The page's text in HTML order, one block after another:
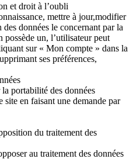
et droit à l’oubli
mettre à jour,modifier
données le concernant par la
possède un, l’utilisateur peut
sur « Mon compte » dans la
ses préférences,
portabilité des données
site en faisant une demande par
du traitement des
au traitement des données